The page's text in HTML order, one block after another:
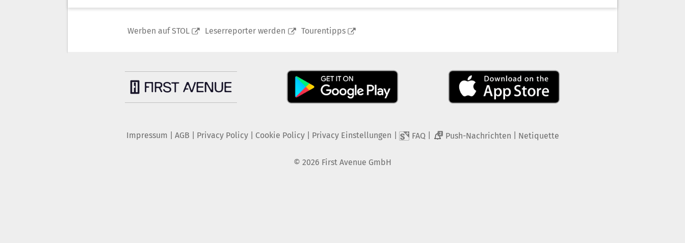
Werben auf STOL Leserreporter werden Tourentipps
Impressum AGB Privacy Policy| Cookie Policy| Privacy Einstellungen FAQ 2 Push-Nachrichten Netiquette
© 2026 First Avenue GmbH